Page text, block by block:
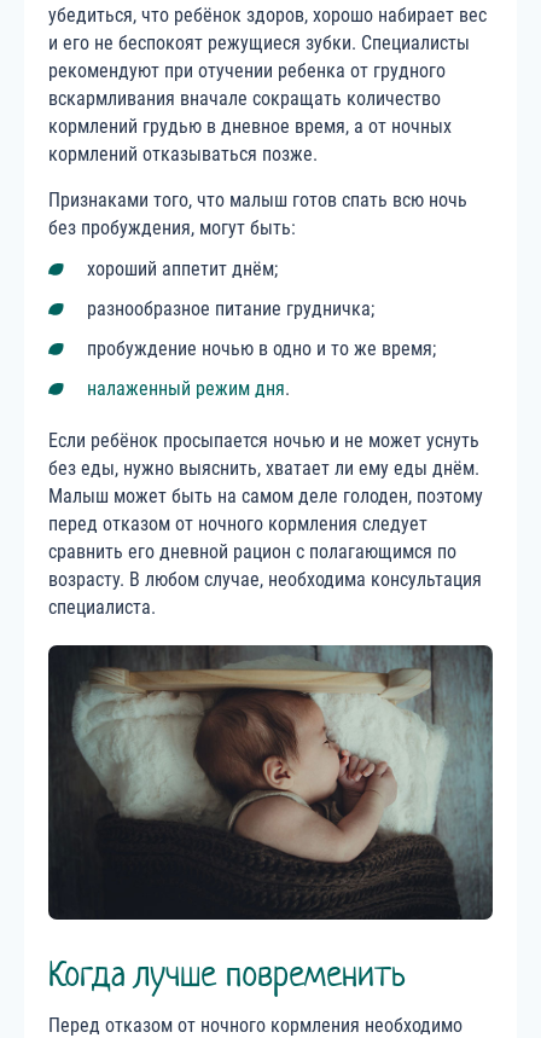
убедиться, что ребёнок здоров, хорошо набирает вес
и его не беспокоят режущиеся зубки. Специалисты
рекомендуют при отучении ребенка от грудного
вскармливания вначале сокращать количество
кормлений грудью в дневное время, а от ночных
кормлений отказываться позже.
Признаками того, что малыш готов спать всю ночь
без пробуждения, могут быть:
хороший аппетит днём;
разнообразное питание грудничка;
пробуждение ночью в одно и то же время;
налаженный режим дня.
Если ребёнок просыпается ночью и не может уснуть
без еды, нужно выяснить, хватает ли ему еды днём.
Малыш может быть на самом деле голоден, поэтому
перед отказом от ночного кормления следует
сравнить его дневной рацион с полагающимся по
возрасту. В любом случае, необходима консультация
специалиста.
Когда лучше повременить
Перед отказом от ночного кормления необходимо